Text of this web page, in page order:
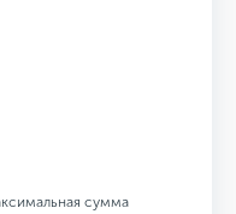
сумма